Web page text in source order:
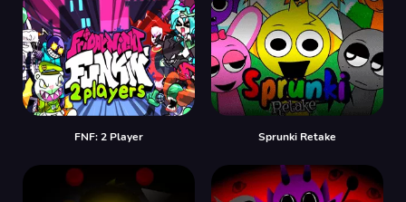
FNF: 2 Player Sprunki Retake